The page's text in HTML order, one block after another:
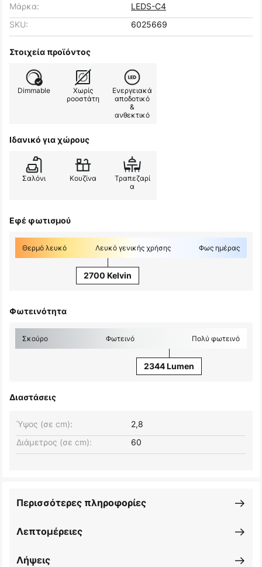
Μάρκα:
LEDS-C4
SKU:
6025669
Στοιχεία προϊόντος
Dimmable
Χωρίς
ροοστάτη
Ενεργειακά
αποδοτικό
&
ανθεκτικό
Ιδανικό για χώρους
Σαλόνι Κουζίνα
Τραπεζαρί
α
Εφέ φωτισμού
Θερμό λευκό Λευκό γενικής χρήσης Φως ημέρας
2700 Kelvin
Φωτεινότητα
Σκούρο Φωτεινό Πολύ φωτεινό
2344 Lumen
Διαστάσεις
Ύψος (σε cm):
2,8
Διάμετρος (σε cm):
60
Λεπτομέρειες
Περισσότερες πληροφορίες
Λήψεις